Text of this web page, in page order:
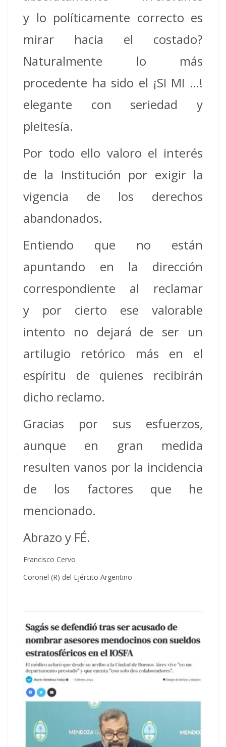
y lo políticamente correcto es
mirar hacia el costado?
Naturalmente lo más
procedente ha sido el ¡SI MI …!
elegante con seriedad y
pleitesía.
Por todo ello valoro el interés
de la Institución por exigir la
vigencia de los derechos
abandonados.
Entiendo que no están
apuntando en la dirección
correspondiente al reclamar
y por cierto ese valorable
intento no dejará de ser un
artilugio retórico más en el
espíritu de quienes recibirán
dicho reclamo.
Gracias por sus esfuerzos,
aunque en gran medida
resulten vanos por la incidencia
de los factores que he
mencionado.
Abrazo y FÉ.
Francisco Cervo
Coronel (R) del Ejército Argentino